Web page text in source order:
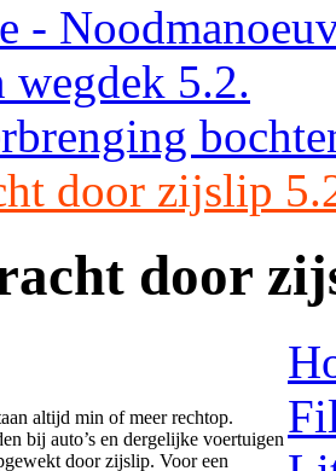
-
wegdek 5.2.
door zijslip
door
altijd min of meer rechtop.
bij auto’s en dergelijke voertuigen
door zijslip. Voor een